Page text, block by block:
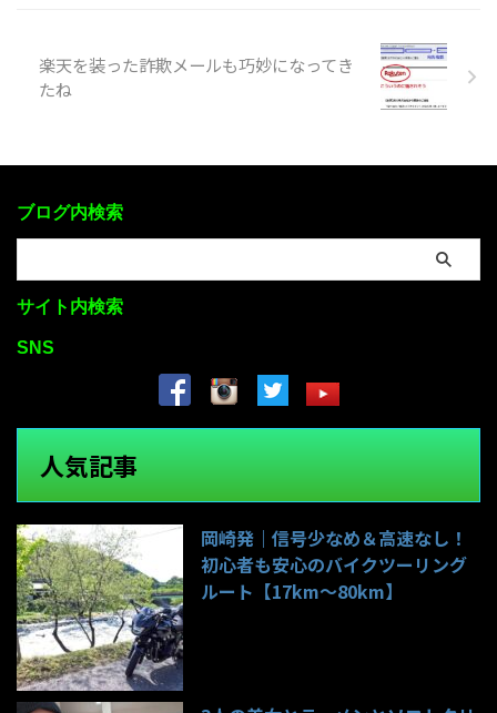
楽天を装った詐欺メールも巧妙になってき
たね
ブログ内検索
サイト内検索
SNS
人気記事
岡崎発｜信号少なめ＆高速なし！
初心者も安心のバイクツーリング
ルート【17km〜80km】